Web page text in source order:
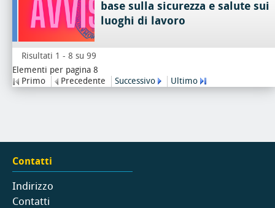
base sulla sicurezza e salute sui
luoghi di lavoro
Risultati 1 - 8 su 99
Elementi per pagina 8
Primo
Precedente Successivo Ultimo
Contatti
Indirizzo
Contatti